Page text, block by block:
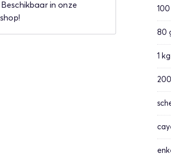
Beschikbaar in onze
100
80
1 kg